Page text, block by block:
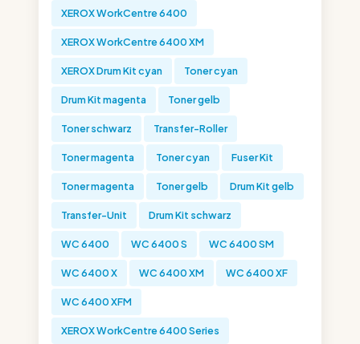
XEROX WorkCentre 6400
XEROX WorkCentre 6400 XM
XEROX Drum Kit cyan Toner cyan
Drum Kit magenta Toner gelb
Toner schwarz Transfer-Roller
Toner magenta Toner cyan Fuser Kit
Toner magenta Toner gelb Drum Kit gelb
Transfer-Unit Drum Kit schwarz
WC 6400 WC 6400 S WC 6400 SM
WC 6400 X WC 6400 XM WC 6400 XF
WC 6400 XFM
XEROX WorkCentre 6400 Series